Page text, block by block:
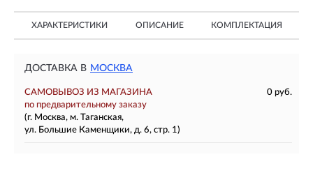
ХАРАКТЕРИСТИКИ ОПИСАНИЕ КОМПЛЕКТАЦИЯ
ДОСТАВКА В МОСКВА
САМОВЫВОЗ ИЗ МАГАЗИНА
0 руб.
по предварительному заказу
(г. Москва, м. Таганская,
ул. Большие Каменщики, д. 6, стр. 1)